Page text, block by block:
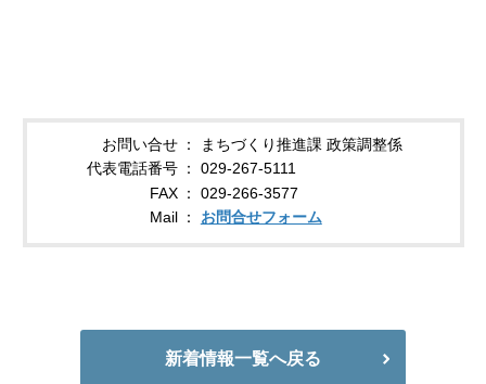
お問い合せ
まちづくり推進課 政策調整係
代表電話番号
029-267-5111
FAX
029-266-3577
Mail
お問合せフォーム
新着情報一覧へ戻る